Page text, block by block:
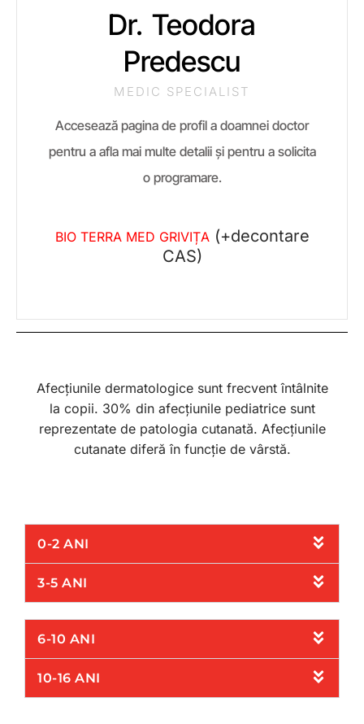
Dr. Teodora
Predescu
MEDIC SPECIALIST
Accesează pagina de profil a doamnei doctor
pentru a afla mai multe detalii și pentru a solicita
o programare.
BIO TERRA MED GRIVIȚA(+decontare
CAS)
Afecțiunile dermatologice sunt frecvent întâlnite
la copii. 30% din afecțiunile pediatrice sunt
reprezentate de patologia cutanată. Afecțiunile
cutanate diferă în funcție de vârstă.
0-2 ANI
3-5 ANI
6-10 ANI
10-16 ANI